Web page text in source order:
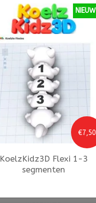
€7,50
NIEUW
KoelzKidz3D Flexi 1-3
segmenten